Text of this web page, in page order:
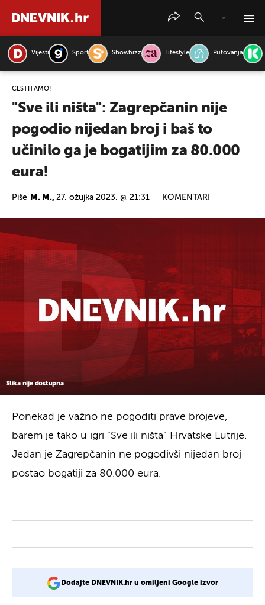
Vijesti Sport Showbizz Lifestyle Putovanja
ČESTITAMO!
"Sve ili ništa": Zagrepčanin nije
pogodio nijedan broj i baš to
učinilo ga je bogatijim za 80.000
eura!
Piše M. M., 27. ožujka 2023. @ 21:31 KOMENTARI
Slika nije dostupna
Ponekad je važno ne pogoditi prave brojeve,
barem je tako u igri "Sve ili ništa" Hrvatske Lutrije.
Jedan je Zagrepčanin ne pogodivši nijedan broj
postao bogatiji za 80.000 eura.
Dodajte DNEVNIK.hr u omiljeni Google izvor
PRETRAŽITE VIJESTI